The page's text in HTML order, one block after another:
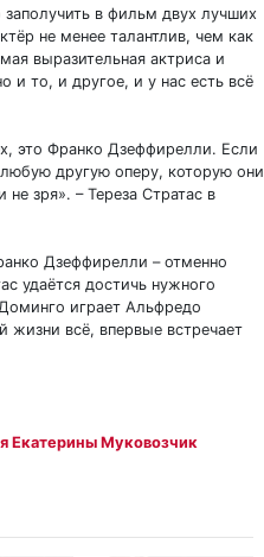
в фильм двух лучших
не менее талантлив, чем как
выразительная актриса и
и то, и другое, и у нас есть всё
это Франко Дзеффирелли. Если
другую оперу, которую они
зря». – Тереза Стратас в
Дзеффирелли – отменно
удаётся достичь нужного
играет Альфредо
всё, впервые встречает
Екатерины Муковозчик